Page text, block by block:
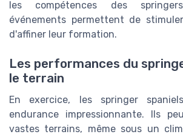
les compétences des
événements permettent de
d'affiner leur formation.
Les performances du
le terrain
En exercice, les springer
endurance impressionnante. Ils
vastes terrains, même sous un